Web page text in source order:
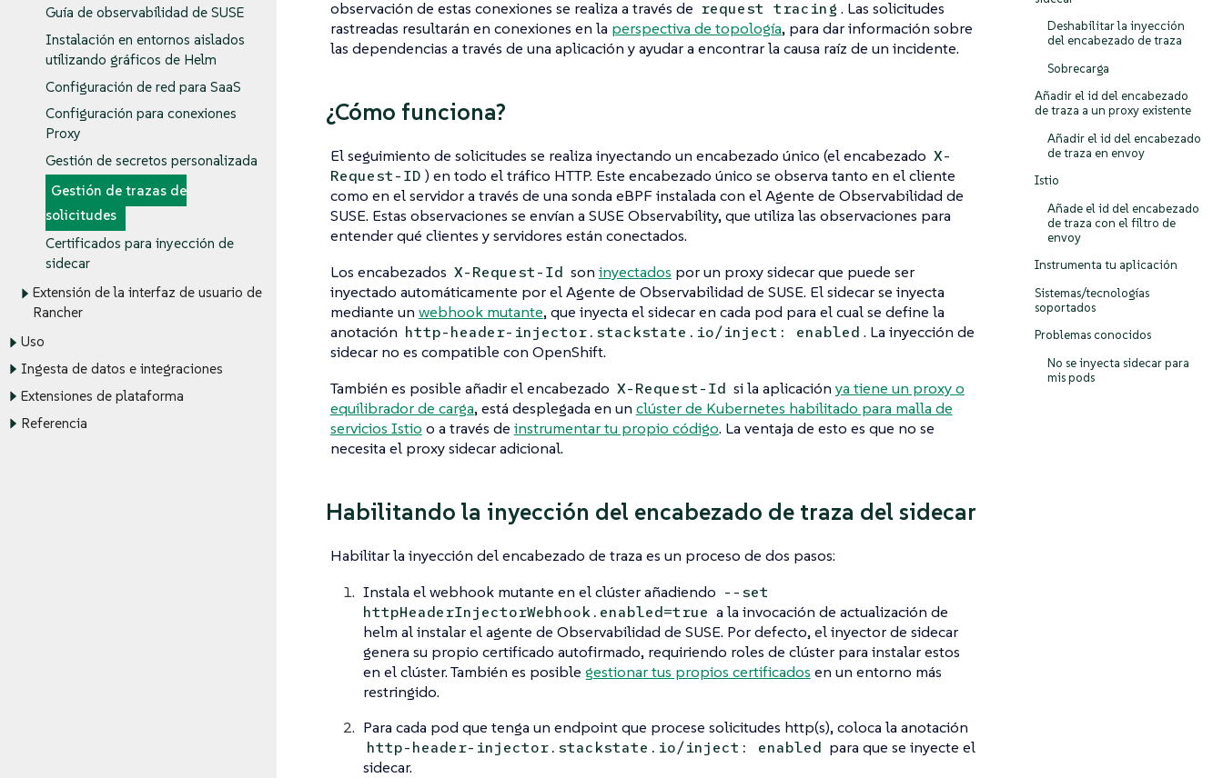
Guía de observabilidad de SUSE
Instalación en entornos aislados
utilizando gráficos de Helm
Configuración de red para SaaS
Configuración para conexiones
Proxy
Gestión de secretos personalizada
Gestión de trazas de
solicitudes
Certificados para inyección de
sidecar
Extensión de la interfaz de usuario de
Rancher
Uso
Ingesta de datos e integraciones
Extensiones de plataforma
Referencia
Deshabilitar la inyección
del encabezado de traza
Sobrecarga
Añadir el id del encabezado
de traza a un proxy existente
Añadir el id del encabezado
de traza en envoy
Istio
Añade el id del encabezado
de traza con el filtro de
envoy
Instrumenta tu aplicación
Sistemas/tecnologías
soportados
Problemas conocidos
No se inyecta sidecar para
mis pods
observación de estas conexiones se realiza a través de request tracing . Las solicitudes
rastreadas resultarán en conexiones en la perspectiva de topología, para dar información sobre
las dependencias a través de una aplicación y ayudar a encontrar la causa raíz de un incidente.
¿Cómo funciona?
El seguimiento de solicitudes se realiza inyectando un encabezado único (el encabezado X-
Request-ID ) en todo el tráfico HTTP. Este encabezado único se observa tanto en el cliente
como en el servidor a través de una sonda eBPF instalada con el Agente de Observabilidad de
SUSE. Estas observaciones se envían a SUSE Observability, que utiliza las observaciones para
entender qué clientes y servidores están conectados.
Los encabezados X-Request-Id son inyectados por un proxy sidecar que puede ser
inyectado automáticamente por el Agente de Observabilidad de SUSE. El sidecar se inyecta
mediante un webhook mutante, que inyecta el sidecar en cada pod para el cual se define la
anotación http-header-injector.stackstate.io/inject: enabled . La inyección de
sidecar no es compatible con OpenShift.
También es posible añadir el encabezado X-Request-Id si la aplicación ya tiene un proxy o
equilibrador de carga, está desplegada en un clúster de Kubernetes habilitado para malla de
servicios Istio o a través de instrumentar tu propio código. La ventaja de esto es que no se
necesita el proxy sidecar adicional.
Habilitando la inyección del encabezado de traza del sidecar
Habilitar la inyección del encabezado de traza es un proceso de dos pasos:
Instala el webhook mutante en el clúster añadiendo --set
httpHeaderInjectorWebhook.enabled=true a la invocación de actualización de
helm al instalar el agente de Observabilidad de SUSE. Por defecto, el inyector de sidecar
genera su propio certificado autofirmado, requiriendo roles de clúster para instalar estos
en el clúster. También es posible gestionar tus propios certificados en un entorno más
restringido.
Para cada pod que tenga un endpoint que procese solicitudes http(s), coloca la anotación
http-header-injector.stackstate.io/inject: enabled para que se inyecte el
sidecar.